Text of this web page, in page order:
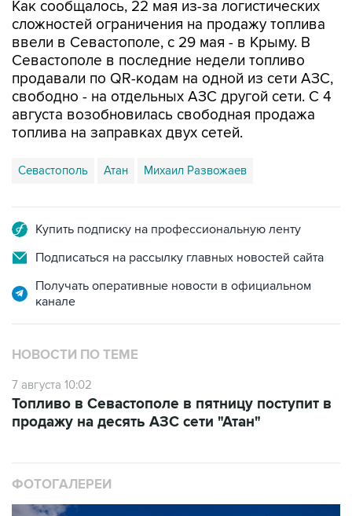
ввели в Севастополе, с 29 мая - в Крыму. В
Севастополе в последние недели топливо
продавали по QR-кодам на одной из сети АЗС,
свободно - на отдельных АЗС другой сети. С 4
августа возобновилась свободная продажа
топлива на заправках двух сетей.
Севастополь Атан Михаил Развожаев
Подписаться на рассылку главных новостей сайта
Получать оперативные новости в официальном
НОВОСТИ ПО ТЕМЕ
7 августа 10:02
продажу на десять АЗС сети "Атан"